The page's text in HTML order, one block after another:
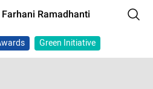
Ramadhanti
Green Initiative